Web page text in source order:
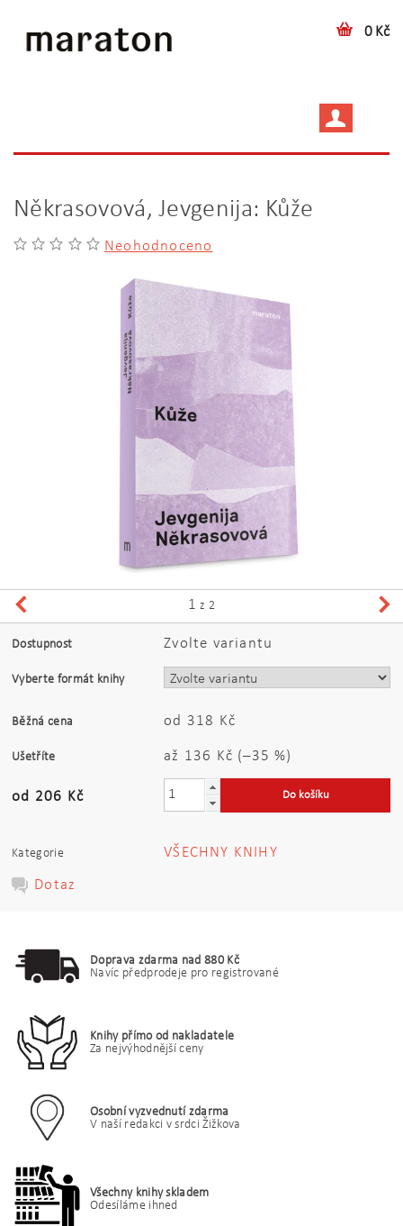
0 Kč
Někrasovová, Jevgenija: Kůže
Neohodnoceno
1 z 2
Dostupnost Zvolte variantu
Vyberte formát knihy
Běžná cena od 318 Kč
Ušetříte až 136 Kč (–35 %)
od 206 Kč
Kategorie VŠECHNY KNIHY
Dotaz
Doprava zdarma nad 880 Kč
Navíc předprodeje pro registrované
Knihy přímo od nakladatele
Za nejvýhodnější ceny
Osobní vyzvednutí zdarma
V naší redakci v srdci Žižkova
Všechny knihy skladem
Odesíláme ihned